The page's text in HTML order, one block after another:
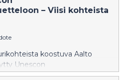
– Viisi kohteista
koostuva Aalto
Unescon
Yhteensä 13 kohteesta